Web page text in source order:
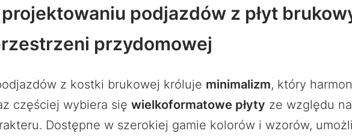
podjazdów z płyt
przydomowej
z kostki brukowej króluje minimalizm, który
częściej wybiera się wielkoformatowe płyty ze względu
Dostępne w szerokiej gamie kolorów i wzorów,